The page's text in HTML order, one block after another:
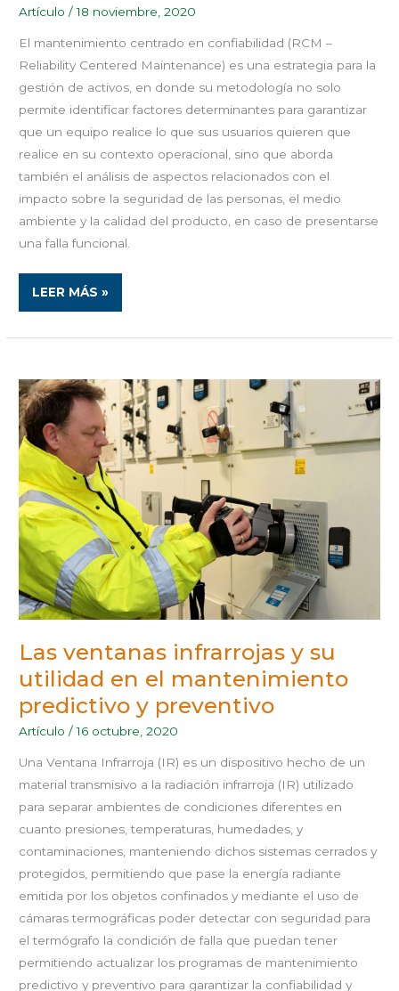
Artículo /18 noviembre, 2020
El mantenimiento centrado en confiabilidad (RCM –
Reliability Centered Maintenance) es una estrategia para la
gestión de activos, en donde su metodología no solo
permite identificar factores determinantes para garantizar
que un equipo realice lo que sus usuarios quieren que
realice en su contexto operacional, sino que aborda
también el análisis de aspectos relacionados con el
impacto sobre la seguridad de las personas, el medio
ambiente y la calidad del producto, en caso de presentarse
una falla funcional.
LEER MÁS »
Las ventanas infrarrojas y su
utilidad en el mantenimiento
predictivo y preventivo
Artículo /16 octubre, 2020
Una Ventana Infrarroja (IR) es un dispositivo hecho de un
material transmisivo a la radiación infrarroja (IR) utilizado
para separar ambientes de condiciones diferentes en
cuanto presiones, temperaturas, humedades, y
contaminaciones, manteniendo dichos sistemas cerrados y
protegidos, permitiendo que pase la energía radiante
emitida por los objetos confinados y mediante el uso de
cámaras termográficas poder detectar con seguridad para
el termógrafo la condición de falla que puedan tener
permitiendo actualizar los programas de mantenimiento
predictivo y preventivo para garantizar la confiabilidad y
LAS
VENTANAS
INFRARROJAS
Y
SU
UTILIDAD
EN
EL
MANTENIMIENTO
PREDICTIVO
Y
PREVENTIVO